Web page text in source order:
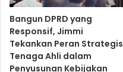
Bangun DPRD yang
Responsif, Jimmi
Tekankan Peran Strategis
Tenaga Ahli dalam
Penyusunan Kebijakan